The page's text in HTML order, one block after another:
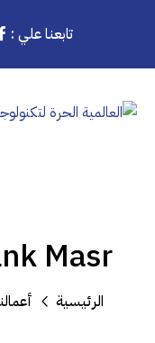
تابعنا علي :
Masr
الرئيسية